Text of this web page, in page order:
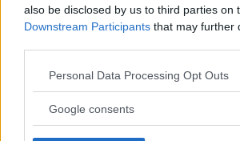
also be disclosed by us to third parties on
Downstream Participants that may further
Please note that this website/app uses
not limited to your visit or usage
Personal Data Processing Opt Outs
Google consents
OM System
gratislån av
objektiv i Sverige
OM System lanserar nu "Test &